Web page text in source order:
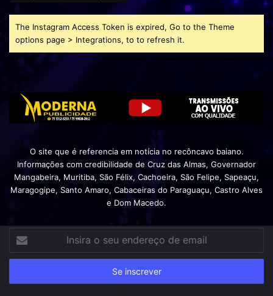
The Instagram Access Token is expired, Go to the Theme
options page > Integrations, to to refresh it.
O site que é referencia em notícia no recôncavo baiano.
Informações com credibilidade de Cruz das Almas, Governador
Mangabeira, Muritiba, São Félix, Cachoeira, São Felipe, Sapeaçu,
Maragogipe, Santo Amaro, Cabaceiras do Paraguaçu, Castro Alves
e Dom Macedo.
seu
de